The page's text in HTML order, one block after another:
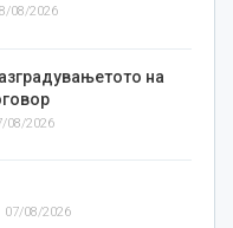
08/2026
на
08/2026
07/08/2026